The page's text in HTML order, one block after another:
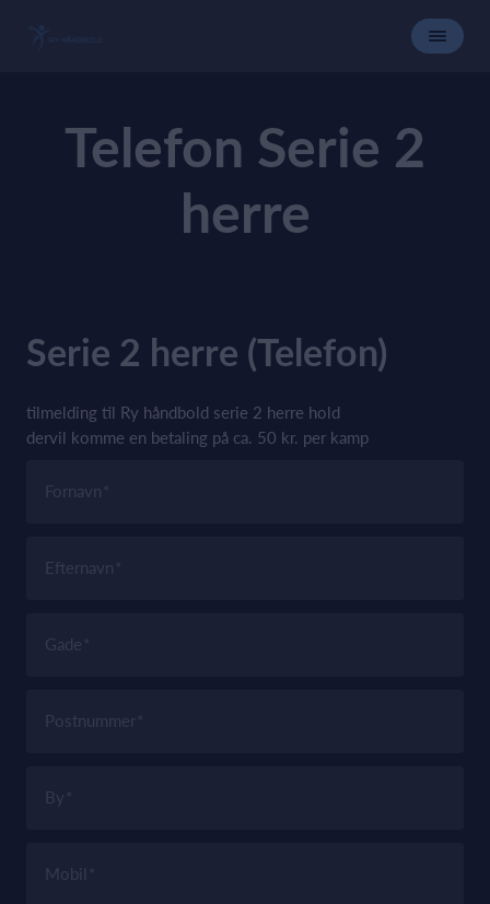
Telefon Serie 2
herre
Serie 2 herre (Telefon)
tilmelding til Ry håndbold serie 2 herre hold
dervil komme en betaling på ca. 50 kr. per kamp
Fornavn
Efternavn
Gade
Postnummer
By
Mobil